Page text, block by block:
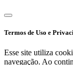
Termos de Uso e
Esse site utiliza
navegação. Ao